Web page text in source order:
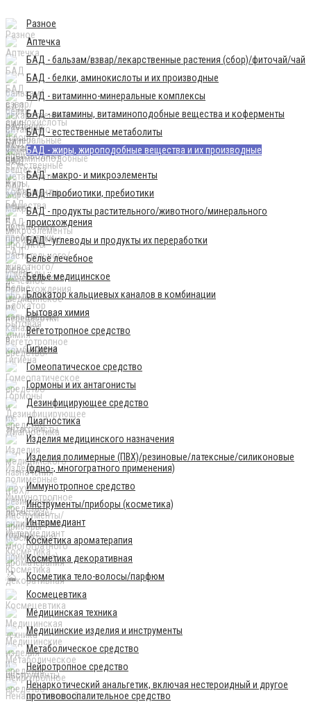
Разное
Аптечка
БАД - бальзам/взвар/лекарственные растения (сбор)/фиточай/чай
БАД - белки, аминокислоты и их производные
БАД - витаминно-минеральные комплексы
БАД - витамины, витаминоподобные вещества и коферменты
БАД - естественные метаболиты
БАД - жиры, жироподобные вещества и их производные
БАД - макро- и микроэлементы
БАД - пробиотики, пребиотики
БАД - продукты растительного/животного/минерального
происхождения
БАД - углеводы и продукты их переработки
Бельё лечебное
Бельё медицинское
Блокатор кальциевых каналов в комбинации
Бытовая химия
Вегетотропное средство
Гигиена
Гомеопатическое средство
Гормоны и их антагонисты
Дезинфицирующее средство
Диагностика
Изделия медицинского назначения
Изделия полимерные (ПВХ)/резиновые/латексные/силиконовые
(одно-, многогратного применения)
Иммунотропное средство
Инструменты/приборы (косметика)
Интермедиант
Косметика ароматерапия
Косметика декоративная
Косметика тело-волосы/парфюм
Космецевтика
Медицинская техника
Медицинские изделия и инструменты
Метаболическое средство
Нейротропное средство
Ненаркотический анальгетик, включая нестероидный и другое
противовоспалительное средство